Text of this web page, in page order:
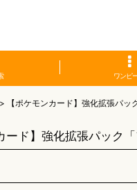
ワンピ
> 【ポケモンカード】強化拡張パッ
ード】強化拡張パック